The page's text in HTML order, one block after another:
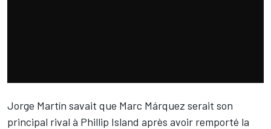
Jorge Martín savait que Marc Márquez serait son
principal rival à Phillip Island après avoir remporté la